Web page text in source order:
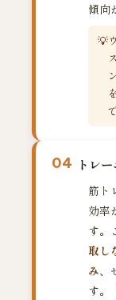
傾向
04 トレ
筋ト
効率
す。
取し
み、
す。